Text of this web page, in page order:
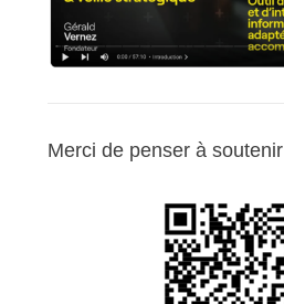
Merci de penser à